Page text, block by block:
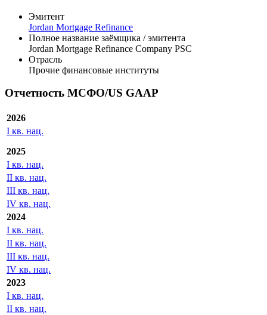
Эмитент
Jordan Mortgage Refinance
Полное название заёмщика / эмитента
Jordan Mortgage Refinance Company PSC
Отрасль
Прочие финансовые институты
Отчетность МСФО/US GAAP
2026
I кв. нац.
2025
I кв. нац.
II кв. нац.
III кв. нац.
IV кв. нац.
2024
I кв. нац.
II кв. нац.
III кв. нац.
IV кв. нац.
2023
I кв. нац.
II кв. нац.